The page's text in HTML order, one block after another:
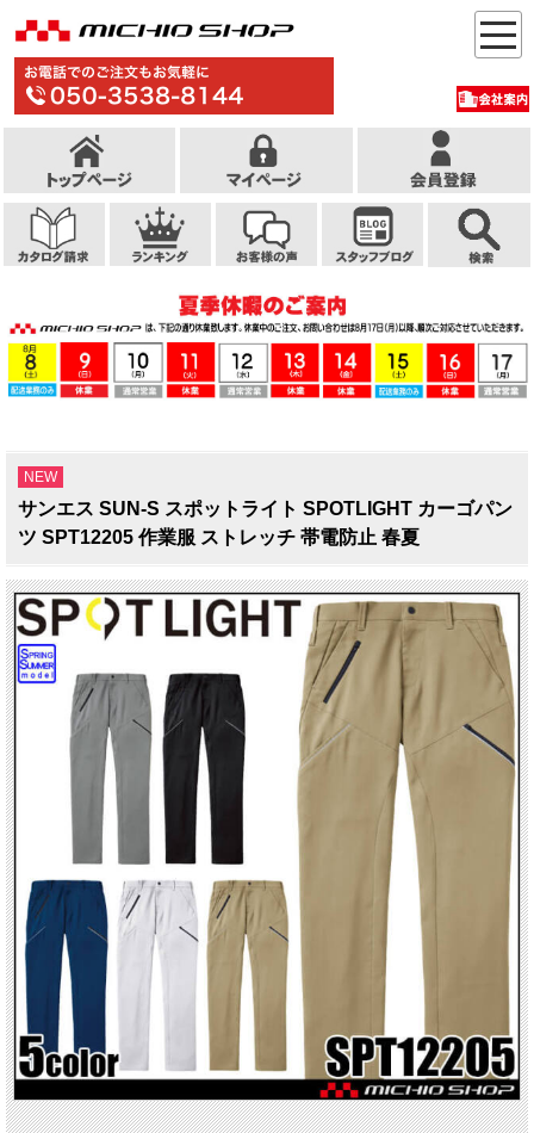
NEW
サンエス SUN-S スポットライト SPOTLIGHT カーゴパン
ツ SPT12205 作業服 ストレッチ 帯電防止 春夏